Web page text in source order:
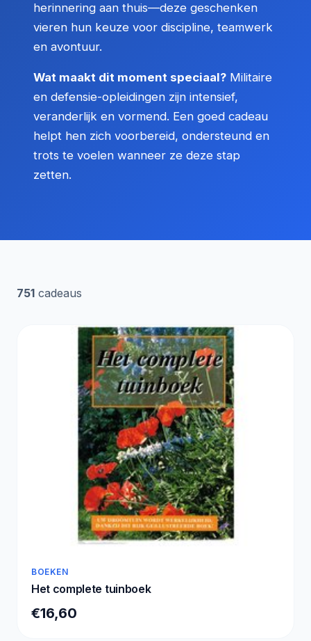
herinnering aan thuis—deze geschenken
vieren hun keuze voor discipline, teamwerk
en avontuur.
Wat maakt dit moment speciaal? Militaire
en defensie-opleidingen zijn intensief,
veranderlijk en vormend. Een goed cadeau
helpt hen zich voorbereid, ondersteund en
trots te voelen wanneer ze deze stap
zetten.
751 cadeaus
BOEKEN
Het complete tuinboek
€16,60